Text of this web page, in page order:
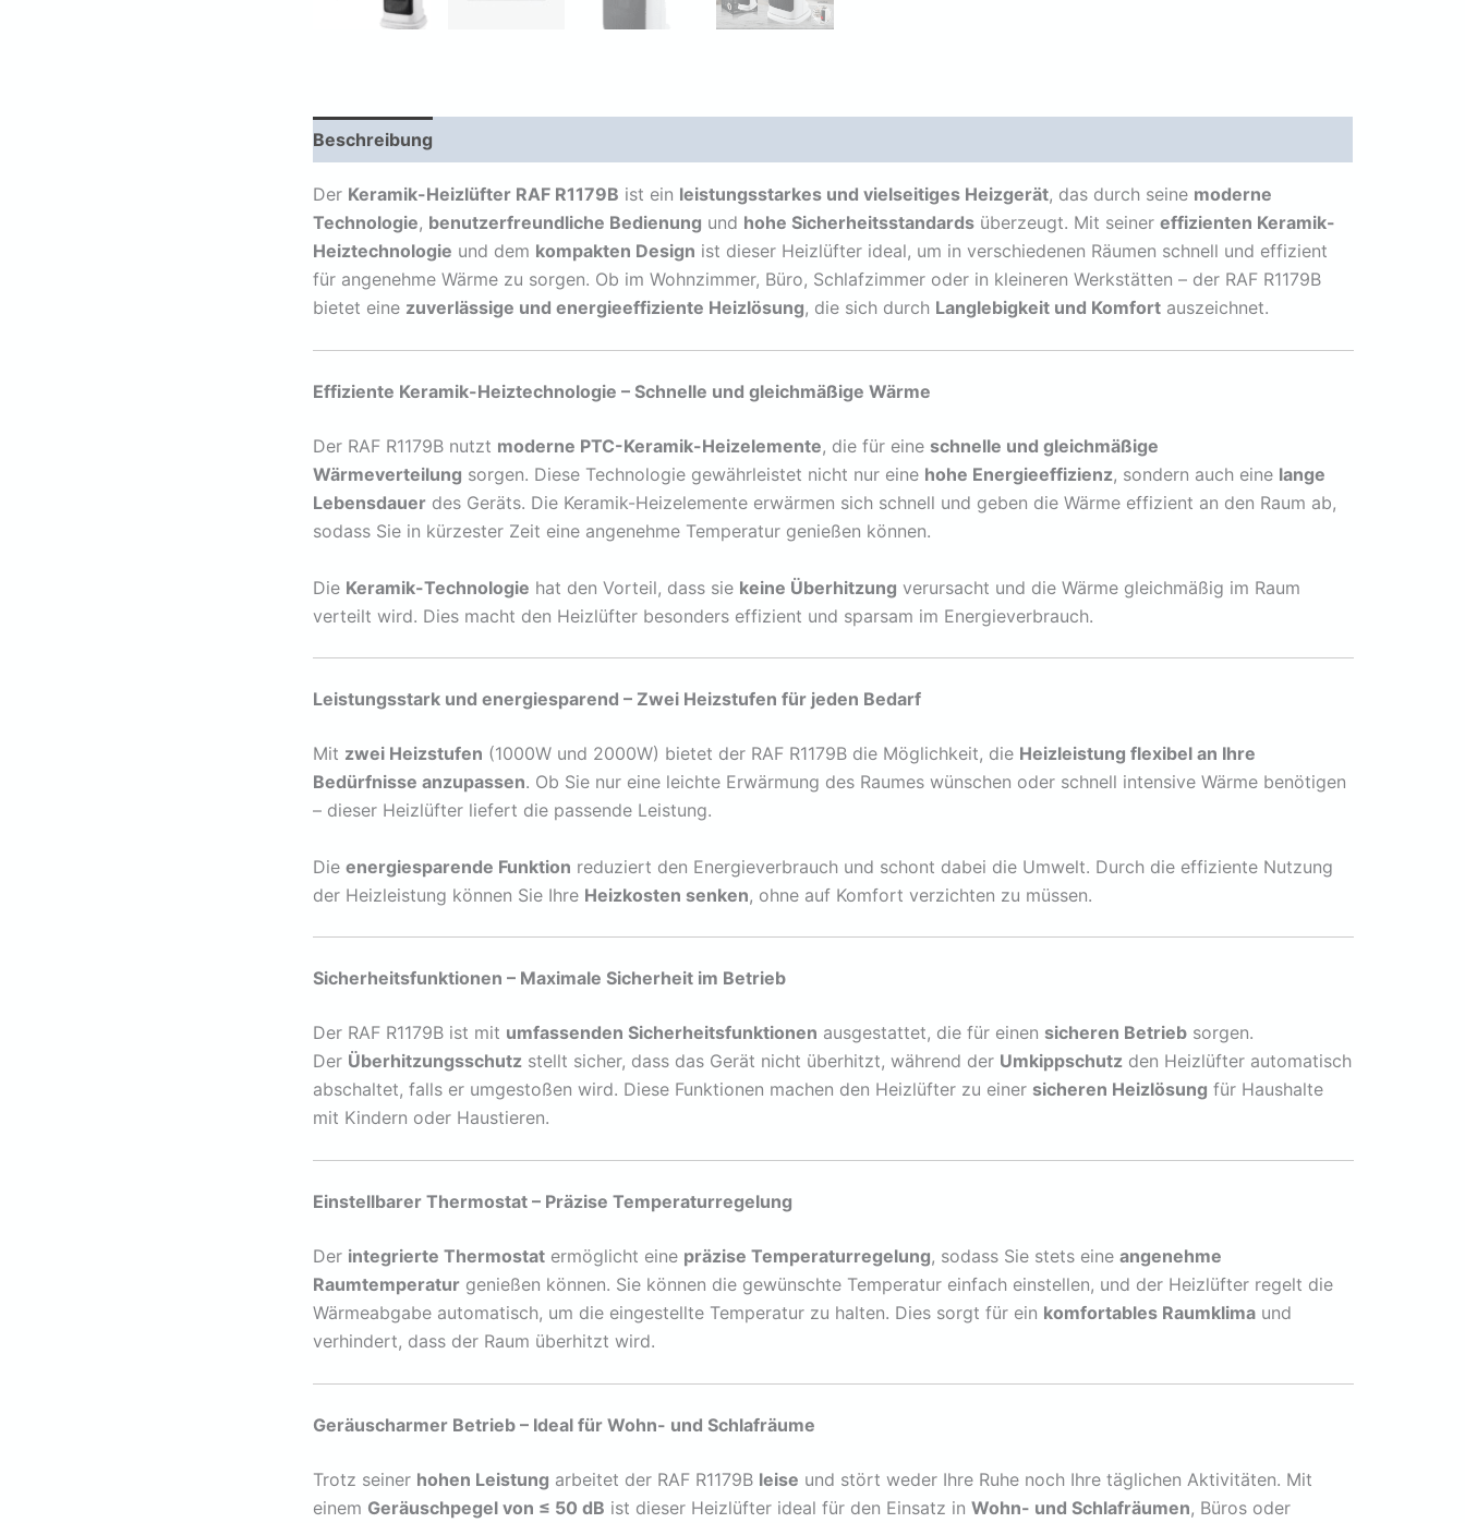
Beschreibung
Der Keramik-Heizlüfter RAF R1179B ist ein leistungsstarkes und vielseitiges Heizgerät, das durch seine moderne
Technologie, benutzerfreundliche Bedienung und hohe Sicherheitsstandards überzeugt. Mit seinereffizienten Keramik-
Heiztechnologie und dem kompakten Design ist dieser Heizlüfter ideal, um in verschiedenen Räumen schnell und effizient
für angenehme Wärme zu sorgen. Ob im Wohnzimmer, Büro, Schlafzimmer oder in kleineren Werkstätten – der RAF R1179B
bietet eine zuverlässige und energieeffiziente Heizlösung, die sich durch Langlebigkeit und Komfort auszeichnet.
Effiziente Keramik-Heiztechnologie – Schnelle und gleichmäßige Wärme
Der RAF R1179B nutzt moderne PTC-Keramik-Heizelemente, die für eine schnelle und gleichmäßige
Wärmeverteilung sorgen. Diese Technologie gewährleistet nicht nur eine hohe Energieeffizienz, sondern auch eine lange
Lebensdauer des Geräts. Die Keramik-Heizelemente erwärmen sich schnell und geben die Wärme effizient an den Raum ab,
sodass Sie in kürzester Zeit eine angenehme Temperatur genießen können.
Die Keramik-Technologie hat den Vorteil, dass sie keine Überhitzung verursacht und die Wärme gleichmäßig im Raum
verteilt wird. Dies macht den Heizlüfter besonders effizient und sparsam im Energieverbrauch.
Leistungsstark und energiesparend – Zwei Heizstufen für jeden Bedarf
Mit zwei Heizstufen (1000W und 2000W) bietet der RAF R1179B die Möglichkeit, die Heizleistung flexibel an Ihre
Bedürfnisse anzupassen. Ob Sie nur eine leichte Erwärmung des Raumes wünschen oder schnell intensive Wärme benötigen
– dieser Heizlüfter liefert die passende Leistung.
Dieenergiesparende Funktion reduziert den Energieverbrauch und schont dabei die Umwelt. Durch die effiziente Nutzung
der Heizleistung können Sie Ihre Heizkosten senken, ohne auf Komfort verzichten zu müssen.
Sicherheitsfunktionen – Maximale Sicherheit im Betrieb
Der RAF R1179B ist mit umfassenden Sicherheitsfunktionen ausgestattet, die für einen sicheren Betrieb sorgen.
Der Überhitzungsschutz stellt sicher, dass das Gerät nicht überhitzt, während der Umkippschutz den Heizlüfter automatisch
abschaltet, falls er umgestoßen wird. Diese Funktionen machen den Heizlüfter zu einer sicheren Heizlösung für Haushalte
mit Kindern oder Haustieren.
Einstellbarer Thermostat – Präzise Temperaturregelung
Der integrierte Thermostat ermöglicht eine präzise Temperaturregelung, sodass Sie stets eineangenehme
Raumtemperatur genießen können. Sie können die gewünschte Temperatur einfach einstellen, und der Heizlüfter regelt die
Wärmeabgabe automatisch, um die eingestellte Temperatur zu halten. Dies sorgt für ein komfortables Raumklima und
verhindert, dass der Raum überhitzt wird.
Geräuscharmer Betrieb – Ideal für Wohn- und Schlafräume
Trotz seiner hohen Leistung arbeitet der RAF R1179B leise und stört weder Ihre Ruhe noch Ihre täglichen Aktivitäten. Mit
einem Geräuschpegel von ≤ 50 dB ist dieser Heizlüfter ideal für den Einsatz inWohn- und Schlafräumen, Büros oder